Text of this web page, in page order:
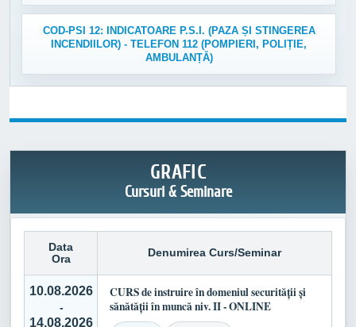
COD-PSI 12: INDICATOARE P.S.I. (PAZA ȘI STINGEREA
INCENDIILOR) - TELEFON 112 (POMPIERI, POLIȚIE,
AMBULANȚĂ)
GRAFIC
Cursuri & Seminare
Data
Ora
Denumirea Curs/Seminar
10.08.2026
-
14.08.2026
CURS de instruire în domeniul securității și
sănătății în muncă niv. II - ONLINE